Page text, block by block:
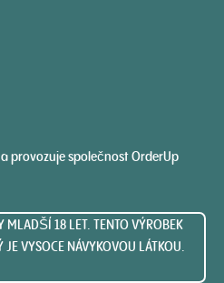
provozuje společnost OrderUp
MLADŠÍ 18 LET. TENTO VÝROBEK
VYSOCE NÁVYKOVOU LÁTKOU.